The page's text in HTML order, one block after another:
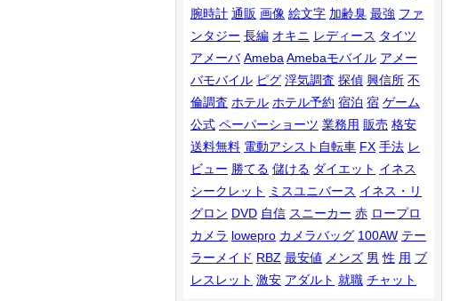
腕時計 通販 画像 絵文字 加齢臭 最強 ファ
ンタジー 長編 オキニ レディース タイツ
アメーバ AmebaAmebaモバイル アメー
バモバイル ピグ 浮気調査 探偵 興信所 不
倫調査 ホテル ホテル予約 宿泊 宿 ゲーム
公式 ペーパーショーツ 業務用 販売 格安
送料無料 電動アシスト自転車 FX 手法 レ
ビュー 勝てる 儲ける ダイエット イネス
シークレット
ミスユニバース イネス・リ
グロン DVD 自信 スニーカー 赤 ロープロ
カメラ lowepro カメラバッグ 100AW テー
ラーメイド RBZ 最安値 メンズ 男 性 用 ブ
レスレット 激安 アダルト 就職 チャット